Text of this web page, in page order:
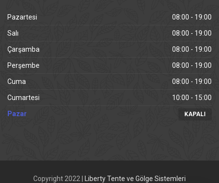
Pazartesi 08:00 - 19:00
Salı 08:00 - 19:00
Çarşamba 08:00 - 19:00
Perşembe 08:00 - 19:00
Cuma 08:00 - 19:00
Cumartesi 10:00 - 15:00
Pazar KAPALI
Copyright 2022 | Liberty Tente ve Gölge Sistemleri